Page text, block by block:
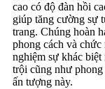
cao có độ đàn hồi
giúp tăng cường sự
trang. Chúng hoàn
phong cách và chức
nghiệm sự khác
trội cũng như
ấn tượng này.